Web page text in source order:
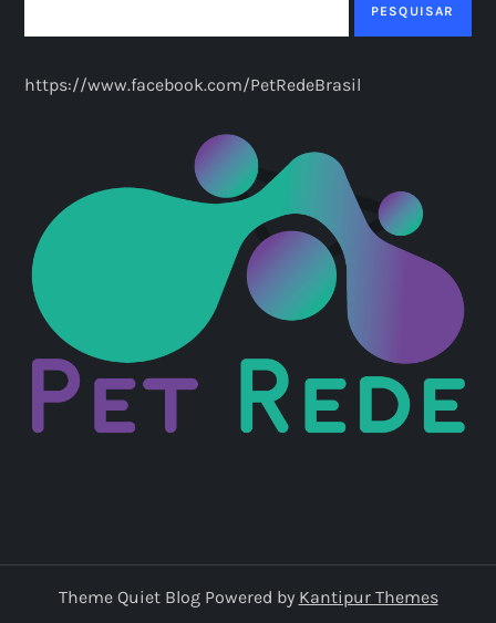
PESQUISAR
https://www.facebook.com/PetRedeBrasil
Theme Quiet Blog Powered by Kantipur Themes